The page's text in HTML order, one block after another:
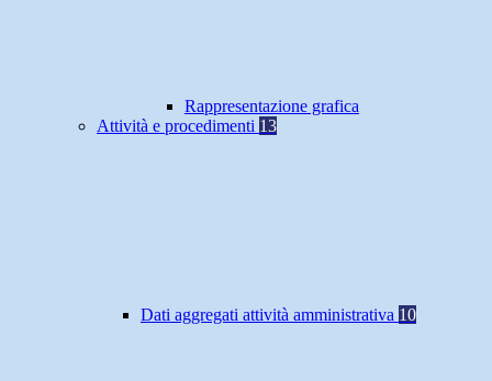
Rappresentazione grafica
Attività e procedimenti 13
Dati aggregati attività amministrativa 10